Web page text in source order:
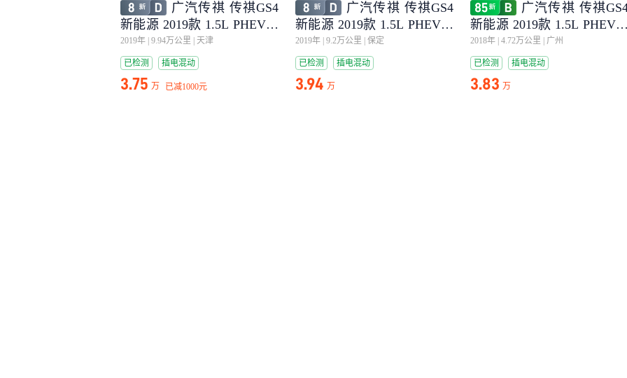
广汽传祺 传祺GS4
新能源 2019款 1.5L PHEV智
享版
2019年 9.94万公里 天津
已检测 插电混动
3.75 万 已减1000元
广汽传祺 传祺GS4
新能源 2019款 1.5L PHEV智
享版
2019年 9.2万公里 保定
已检测 插电混动
3.94 万
广汽传祺 传祺
新能源 2019款 1.5L PHEV
享版
2018年 4.72万公里 广州
已检测 插电混动
3.83 万